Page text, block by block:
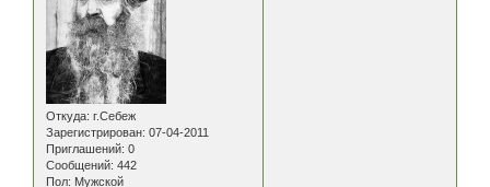
Откуда: г.Себеж
Зарегистрирован: 07-04-2011
Приглашений: 0
Сообщений: 442
Пол: Мужской